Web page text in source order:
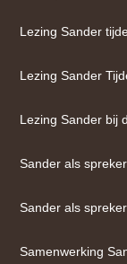
Lezing Sander
Lezing Sander
Lezing Sander bij
Sander als
Sander als
Samenwerking